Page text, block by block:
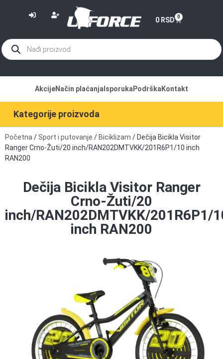
0 RSD 0
Kategorije proizvoda
AkcijeNačin plaćanja Isporuka Podrška Kontakt
Početna / Sport i putovanje / Biciklizam / Dečija Bicikla Visitor
Ranger Crno-Žuti/20 inch/RAN202DMTVKK/201R6P1/10 inch
RAN200
Dečija Bicikla Visitor Ranger
Crno-Žuti/20
inch/RAN202DMTVKK/201R6P1/
inch RAN200